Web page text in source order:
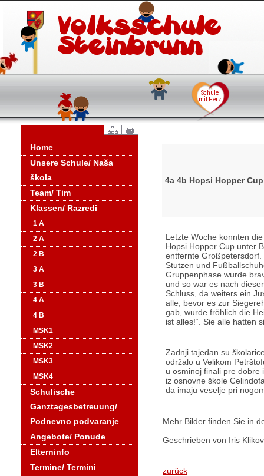
Home
Unsere Schule/ Naša
škola
Team/ Tim
Klassen/ Razredi
1 A
2 A
2 B
3 A
3 B
4 A
4 B
MSK1
MSK2
MSK3
MSK4
Schulische
Ganztagesbetreuung/
Podnevno podvaranje
Angebote/ Ponude
Elterninfo
Termine/ Termini
4a 4b Hopsi Hopper Cup
Letzte Woche konnten
Hopsi Hopper Cup unter
entfernte
Stutzen und
Gruppenphase wurde
und so war es nach
Schluss, da weiters ein
alle, bevor es zur
gab, wurde fröhlich die
ist alles!“. Sie alle hatten
Zadnji tajedan su
održalo u Velikom
u osminoj finali pre dobre
iz osnovne škole
da imaju veselje pri
Mehr Bilder finden Sie in
Geschrieben von Iris
zurück